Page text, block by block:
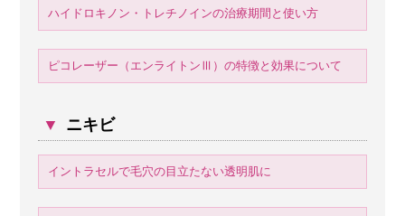
ハイドロキノン・トレチノインの治療期間と使い方
ピコレーザー（エンライトンⅢ）の特徴と効果について
▼ ニキビ
イントラセルで毛穴の目立たない透明肌に